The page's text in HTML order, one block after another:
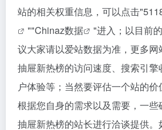
站的相关权重信息，可以点击"
""Chinaz数据
"进入；以目前
议大家请以爱站数据为准，更多网
抽屉新热榜的访问速度、搜索引
户体验等；当然要评估一个站的
根据您自身的需求以及需要，一
抽屉新热榜的站长进行洽谈提供。